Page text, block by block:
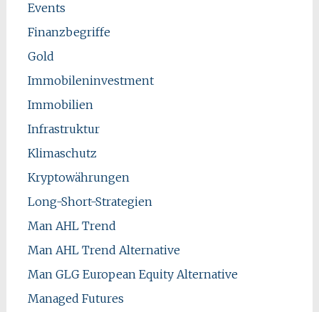
Events
Finanzbegriffe
Gold
Immobileninvestment
Immobilien
Infrastruktur
Klimaschutz
Kryptowährungen
Long-Short-Strategien
Man AHL Trend
Man AHL Trend Alternative
Man GLG European Equity Alternative
Managed Futures